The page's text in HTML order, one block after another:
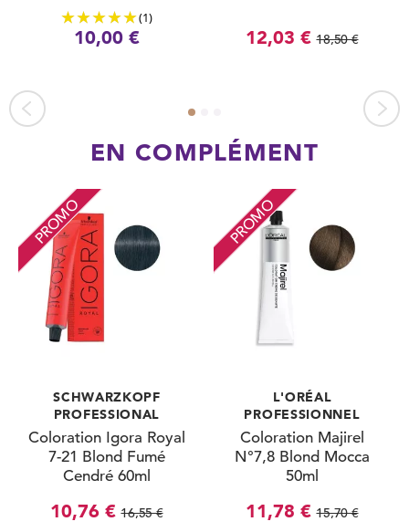
(1)
10,00 € 12,03 € 18,50 €
EN COMPLÉMENT
PROMO
SCHWARZKOPF
PROFESSIONAL
Coloration Igora Royal
7-21 Blond Fumé
Cendré 60ml
10,76 € 16,55 €
PROMO
L'ORÉAL
PROFESSIONNEL
Coloration Majirel
N°7,8 Blond Mocca
50ml
11,78 € 15,70 €